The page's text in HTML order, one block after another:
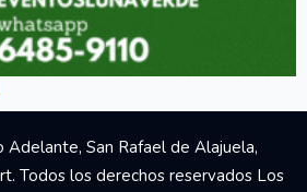
San Rafael de Alajuela,
Todos los derechos reservados Los